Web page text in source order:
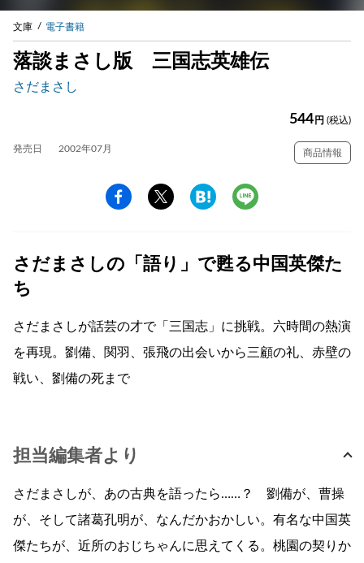
文庫 電子書籍
落談まさし版 三国志英雄伝
さだまさし
544 円 (税込)
発売日 2002年07月 商品情報
さだまさしの「語り」で甦る中国英傑た
ち
さだまさしが話芸の才で「三国志」に挑戦。六時間の熱演
を再現。劉備、関羽、張飛の出会いから三顧の礼、赤壁の
戦い、劉備の死まで
担当編集者より
さだまさしが、あの古典を語ったら……？ 劉備が、曹操
が、そして諸葛孔明が、なんだかおかしい。有名な中国英
傑たちが、近所のおじちゃんに思えてくる。桃園の契りか